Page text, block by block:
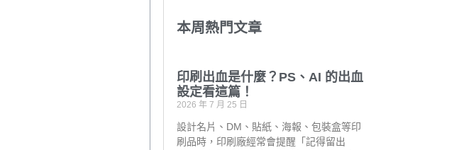
本周熱門文章
印刷出血是什麼？PS、AI 的出血
設定看這篇！
2026 年 7 月 25 日
設計名片、DM、貼紙、海報、包裝盒等印
刷品時，印刷廠經常會提醒「記得留出